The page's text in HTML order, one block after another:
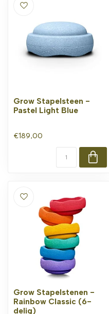
Grow Stapelsteen -
Pastel Light Blue
€189,00
Grow Stapelstenen -
Rainbow Classic (6-
delig)